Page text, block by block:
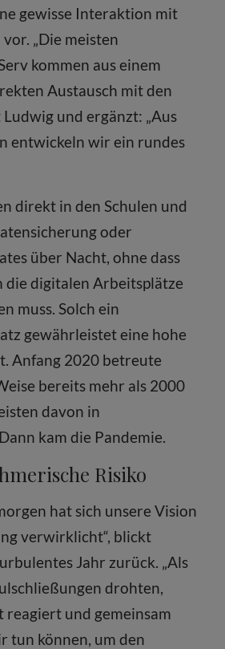
gewisse Interaktion mit
„Die meisten
kommen aus einem
Austausch mit den
Ludwig und ergänzt: „Aus
entwickeln wir ein rundes
direkt in den Schulen und
oder
über Nacht, ohne dass
die digitalen Arbeitsplätze
muss. Solch ein
gewährleistet eine hohe
Anfang 2020 betreute
bereits mehr als 2000
davon in
kam die Pandemie.
Risiko
hat sich unsere Vision
verwirklicht“, blickt
Jahr zurück. „Als
drohten,
reagiert und gemeinsam
tun können, um den